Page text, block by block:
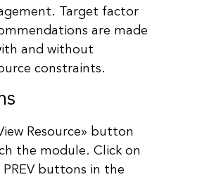
Target factor
are made
and without
constraints.
Resource» button
the module. Click on
buttons in the